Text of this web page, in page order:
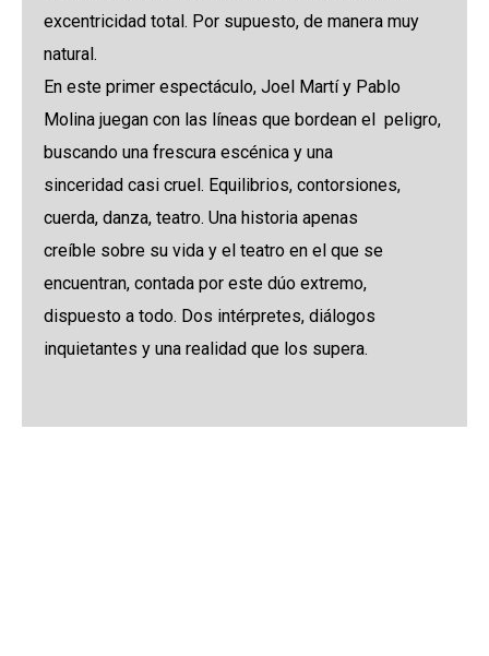
excentricidad total. Por supuesto, de manera muy
natural.
En este primer espectáculo, Joel Martí y Pablo
Molina juegan con las líneas que bordean el peligro,
buscando una frescura escénica y una
sinceridad casi cruel. Equilibrios, contorsiones,
cuerda, danza, teatro. Una historia apenas
creíble sobre su vida y el teatro en el que se
encuentran, contada por este dúo extremo,
dispuesto a todo. Dos intérpretes, diálogos
inquietantes y una realidad que los supera.